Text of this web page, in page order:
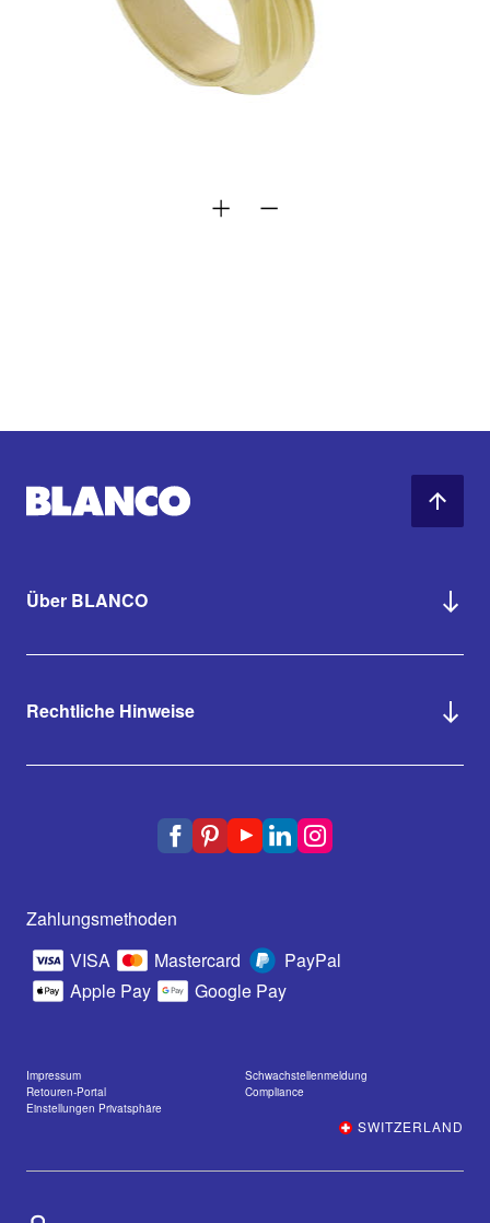
Über BLANCO
Rechtliche Hinweise
Zahlungsmethoden
VISA
Mastercard
PayPal
Apple Pay
Google Pay
Impressum
Schwachstellenmeldung
Retouren-Portal
Compliance
Einstellungen Privatsphäre
SWITZERLAND